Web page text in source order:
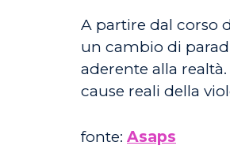
A partire dal corso
un cambio di
aderente alla
cause reali della
fonte: Asaps